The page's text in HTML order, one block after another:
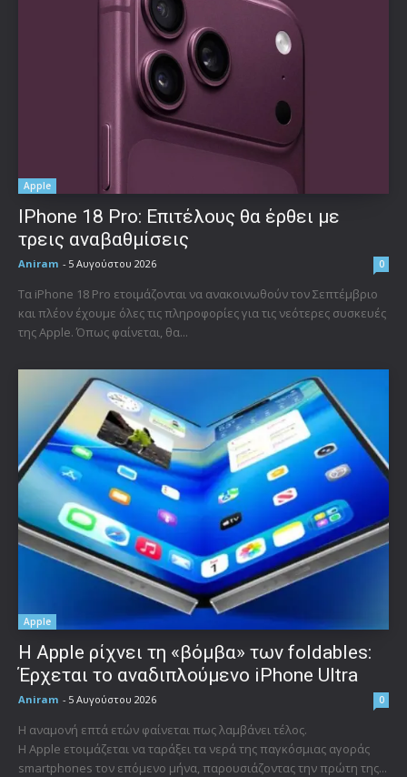
Apple
IPhone 18 Pro: Επιτέλους θα έρθει με
τρεις αναβαθμίσεις
Aniram - 5 Αυγούστου 2026 0
Τα iPhone 18 Pro ετοιμάζονται να ανακοινωθούν τον Σεπτέμβριο
και πλέον έχουμε όλες τις πληροφορίες για τις νεότερες συσκευές
της Apple. Όπως φαίνεται, θα...
Apple
Η Apple ρίχνει τη «βόμβα» των foldables:
Έρχεται το αναδιπλούμενο iPhone Ultra
Aniram - 5 Αυγούστου 2026 0
Η αναμονή επτά ετών φαίνεται πως λαμβάνει τέλος.
Η Apple ετοιμάζεται να ταράξει τα νερά της παγκόσμιας αγοράς
smartphones τον επόμενο μήνα, παρουσιάζοντας την πρώτη της...